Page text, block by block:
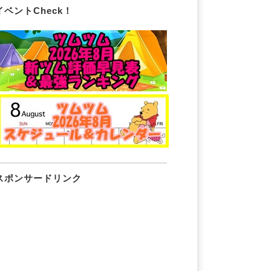
ベントCheck！
ポンサードリンク